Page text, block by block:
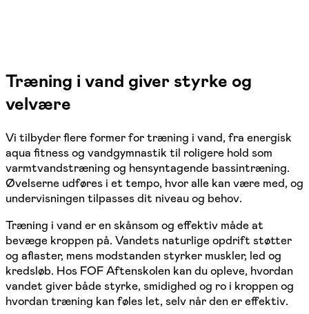
Træning i vand giver styrke og
velvære
Vi tilbyder flere former for træning i vand, fra energisk
aqua fitness og vandgymnastik til roligere hold som
varmtvandstræning og hensyntagende bassintræning.
Øvelserne udføres i et tempo, hvor alle kan være med, og
undervisningen tilpasses dit niveau og behov.
Træning i vand er en skånsom og effektiv måde at
bevæge kroppen på. Vandets naturlige opdrift støtter
og aflaster, mens modstanden styrker muskler, led og
kredsløb. Hos FOF Aftenskolen kan du opleve, hvordan
vandet giver både styrke, smidighed og ro i kroppen og
hvordan træning kan føles let, selv når den er effektiv.